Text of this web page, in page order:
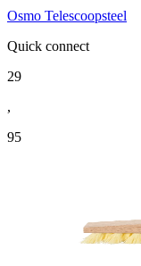
Osmo Telescoopsteel
Quick connect
29
,
95